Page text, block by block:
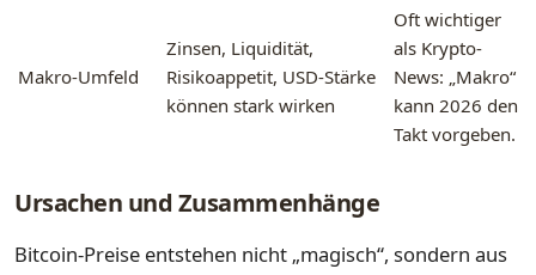
Makro-Umfeld
Zinsen, Liquidität,
Risikoappetit, USD-Stärke
können stark wirken
Oft wichtiger
als Krypto-
News: „Makro“
kann 2026 den
Takt vorgeben.
Ursachen und Zusammenhänge
Bitcoin-Preise entstehen nicht „magisch“, sondern aus